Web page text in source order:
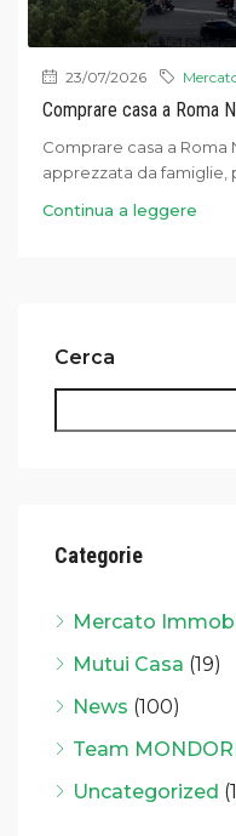
23/07/2026
Comprare casa a Roma
Comprare casa a Roma
apprezzata da famiglie,
Continua a leggere
Cerca
Categorie
Mercato
Mutui Casa (19)
News (100)
Team
Uncategorized